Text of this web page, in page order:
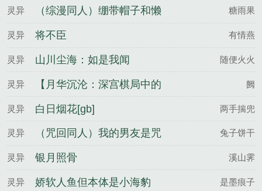
灵异
（综漫同人）绷带帽子和懒
散小姐
糖雨果
灵异 将不臣 有情燕
灵异 山川尘海：如是我闻 随便火火
灵异
【月华沉沦：深宫棋局中的
禁脔与君王】
阙
灵异 白日烟花[gb] 两手揣兜
灵异
（咒回同人）我的男友是咒
言师超酷耶
兔子饼干
灵异 银月照骨 溪山霁
灵异 娇软人鱼但本体是小海豹 是墨痕子